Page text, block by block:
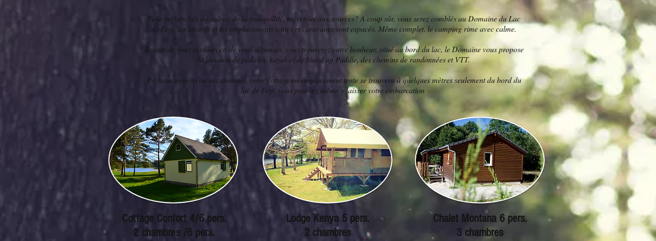
Vous recherchez du calme, de la tranquillité, un retour aux sources? A coup sûr, vous serez comblés au Domaine du Lac
de Feyt, les locatifs et les emplacements tentes et caravanes sont espacés. Même complet, le camping rime avec calme.
Besoin de vous ressourcer, de vous dépenser, vous trouverez votre bonheur, situé au bord du lac, le Domaine vous propose
la location de pédalos, kayak et de Stand up Paddle, des chemins de randonnées et VTT.
Pêcheur aguerri ou occasionnel, votre cottage ou emplacement tente se trouvera à quelques mètres seulement du bord du
lac de Feyt, vous pourrez même y laisser votre embarcation
Cottage Confort 4/6 pers.
2 chambres /6 pers.
Lodge Kenya 5 pers.
2 chambres
Chalet Montana 6 pers.
3 chambres